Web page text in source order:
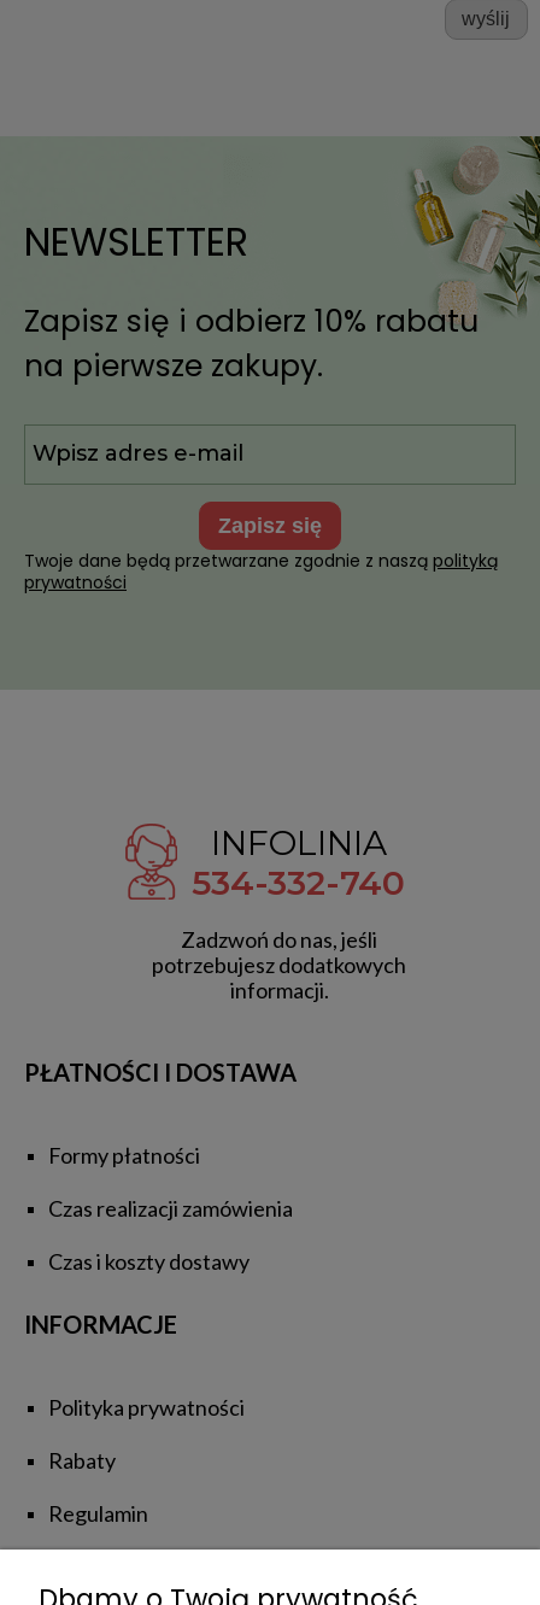
wyślij
NEWSLETTER
Zapisz się i odbierz 10% rabatu
na pierwsze zakupy.
zapisz się
Twoje dane będą przetwarzane zgodnie z naszą polityką
prywatności
INFOLINIA
534-332-740
Zadzwoń do nas, jeśli
potrzebujesz dodatkowych
informacji.
PŁATNOŚCI I DOSTAWA
Formy płatności
Czas realizacji zamówienia
Czas i koszty dostawy
INFORMACJE
Polityka prywatności
Rabaty
Regulamin